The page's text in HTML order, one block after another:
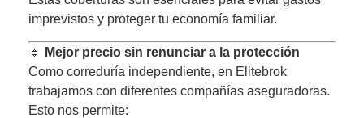
imprevistos y proteger tu economía familiar.
🔹
Mejor precio sin renunciar a la protección
Como correduría independiente, en Elitebrok
trabajamos con diferentes compañías aseguradoras.
Esto nos permite: